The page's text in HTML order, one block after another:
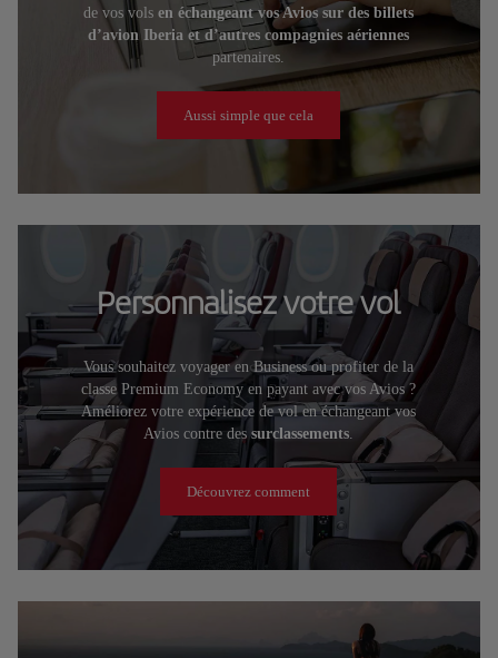
de vos volsen échangeant vos Avios sur des billets
d’avion Iberia et d’autres compagnies aériennes
partenaires.
Aussi simple que cela
Personnalisez votre vol
Vous souhaitez voyager en Business ou profiter de la
classe Premium Economy en payant avec vos Avios ?
Améliorez votre expérience de vol en échangeant vos
Avios contre dessurclassements.
Découvrez comment